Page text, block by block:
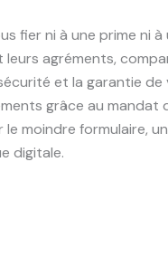
fier ni à une prime ni à
agréments,
et la garantie
grâce au mandat
moindre formulaire,
digitale.